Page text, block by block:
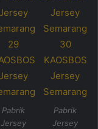
Pabrik
Jersey
Pabrik
Jersey